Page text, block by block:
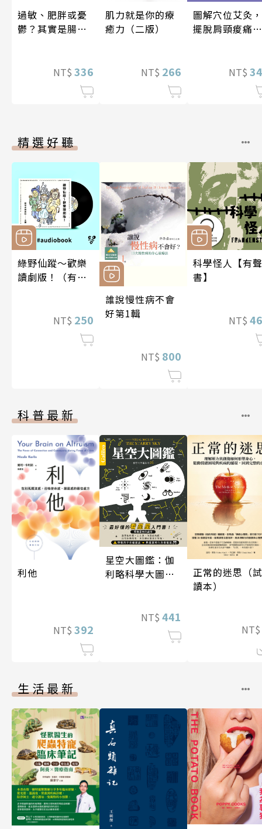
過敏、肥胖或憂
鬱？其實是腸道
NT$ 336
肌力就是你的療
癒力（二版）
NT$ 266
圖解穴位艾灸，
擺脫肩頸痠痛、
NT$
精選好聽
綠野仙蹤～歡樂
讀劇版！（有聲
NT$ 250
誰說慢性病不會
好第1輯
NT$ 800
科學怪人【有聲
書】
NT$
科普最新
利他
NT$ 392
星空大圖鑑：伽
利略科學大圖鑑
NT$ 441
正常的迷思（試
讀本）
NT$
生活最新